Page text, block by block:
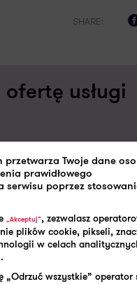
SHARE:
usługi
z Tobą w
o Twoich
do nich naszą
przetwarza Twoje dane
prawidłowego
serwisu poprzez
„Akceptuj”, zezwalasz
plików cookie, pikseli,
w celach
„Odrzuć wszystkie” operator